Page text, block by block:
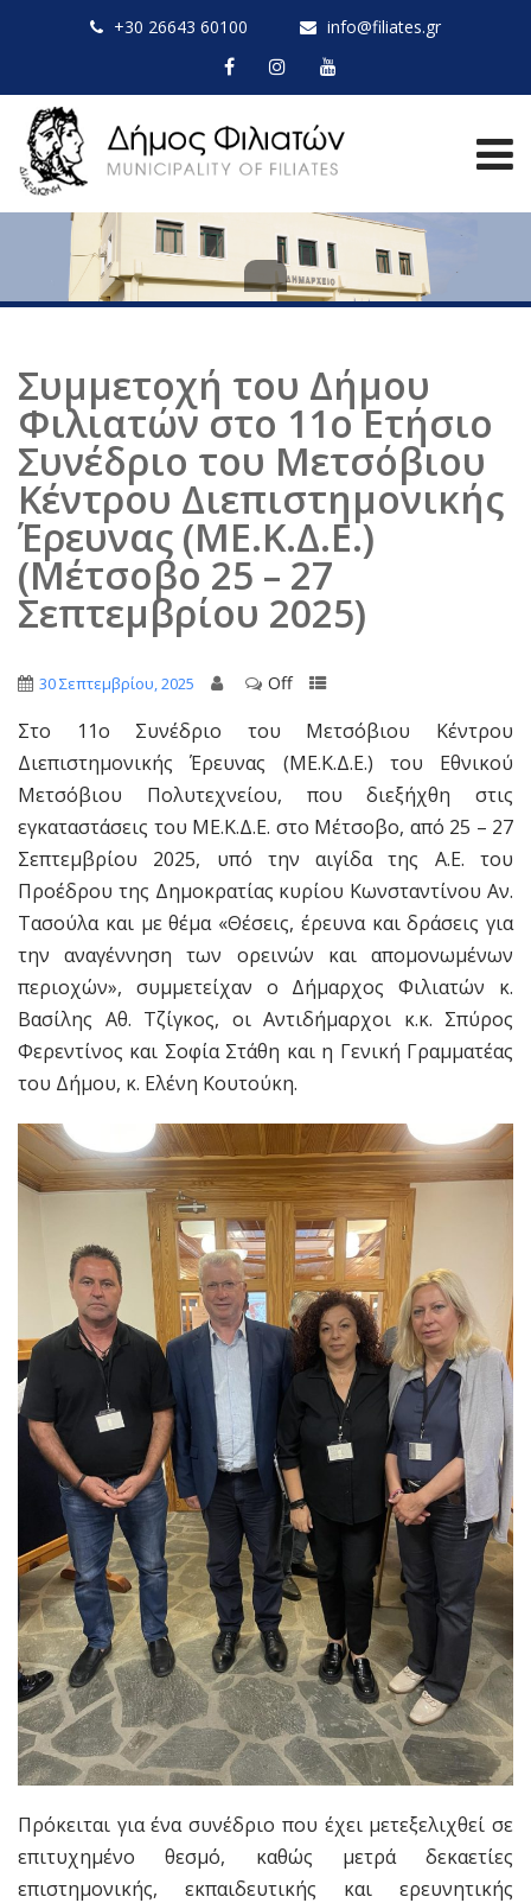
+30 26643 60100 info@filiates.gr
Συμμετοχή του Δήμου
Φιλιατών στο 11ο Ετήσιο
Συνέδριο του Μετσόβιου
Κέντρου Διεπιστημονικής
Έρευνας (ΜΕ.Κ.Δ.Ε.)
(Μέτσοβο 25 – 27
Σεπτεμβρίου 2025)
30 Σεπτεμβρίου, 2025 Off
Στο 11ο Συνέδριο του Μετσόβιου Κέντρου
Διεπιστημονικής Έρευνας (ΜΕ.Κ.Δ.Ε.) του Εθνικού
Μετσόβιου Πολυτεχνείου, που διεξήχθη στις
εγκαταστάσεις του ΜΕ.Κ.Δ.Ε. στο Μέτσοβο, από 25 – 27
Σεπτεμβρίου 2025, υπό την αιγίδα της Α.Ε. του
Προέδρου της Δημοκρατίας κυρίου Κωνσταντίνου Αν.
Τασούλα και με θέμα «Θέσεις, έρευνα και δράσεις για
την αναγέννηση των ορεινών και απομονωμένων
περιοχών», συμμετείχαν ο Δήμαρχος Φιλιατών κ.
Βασίλης Αθ. Τζίγκος, οι Αντιδήμαρχοι κ.κ. Σπύρος
Φερεντίνος και Σοφία Στάθη και η Γενική Γραμματέας
του Δήμου, κ. Ελένη Κουτούκη.
Πρόκειται για ένα συνέδριο που έχει μετεξελιχθεί σε
επιτυχημένο θεσμό, καθώς μετρά δεκαετίες
επιστημονικής, εκπαιδευτικής και ερευνητικής